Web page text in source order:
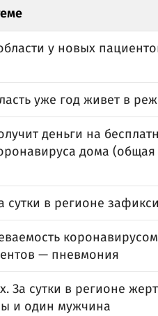
у новых
уже год живет в
деньги на
дома
сутки в регионе
— пневмония
За сутки в регионе
и один мужчина